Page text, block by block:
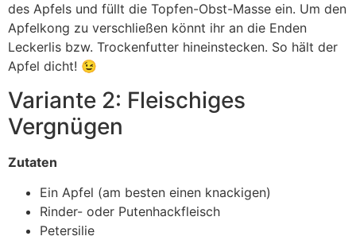
des Apfels und füllt die Topfen-Obst-Masse ein. Um den
Apfelkong zu verschließen könnt ihr an die Enden
Leckerlis bzw. Trockenfutter hineinstecken. So hält der
Apfel dicht! 😉
Variante 2: Fleischiges
Vergnügen
Zutaten
Ein Apfel (am besten einen knackigen)
Rinder- oder Putenhackfleisch
Petersilie